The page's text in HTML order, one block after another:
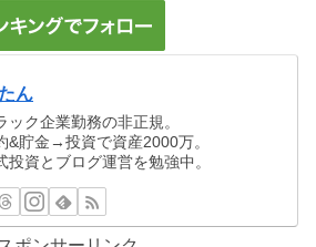
ん
ック企業勤務の非正規。
&貯金→投資で資産2000万。
投資とブログ運営を勉強中。